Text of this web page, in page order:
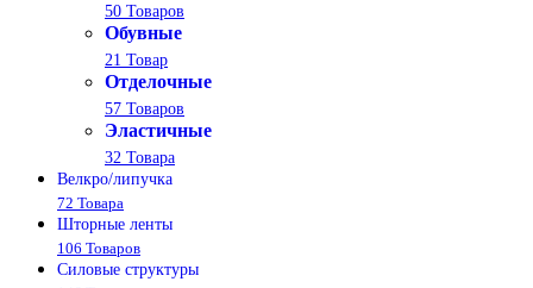
50 Товаров
Обувные
21 Товар
Отделочные
57 Товаров
Эластичные
32 Товара
Велкро/липучка
72 Товара
Шторные ленты
106 Товаров
Силовые структуры